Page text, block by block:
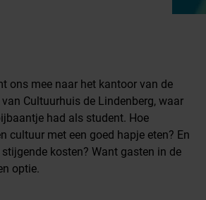
ons mee naar het kantoor van de
Cultuurhuis de Lindenberg, waar
had als student. Hoe
cultuur met een goed hapje eten? En
kosten? Want gasten in de
optie.